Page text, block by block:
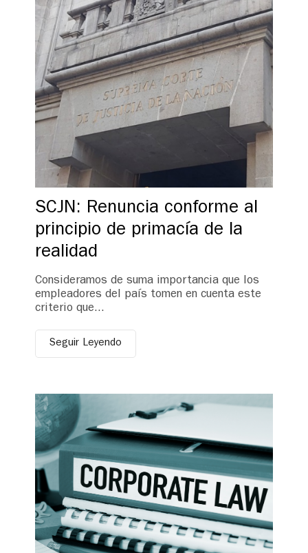
SCJN: Renuncia conforme al
principio de primacía de la
realidad
Consideramos de suma importancia que los
empleadores del país tomen en cuenta este
criterio que...
Seguir Leyendo